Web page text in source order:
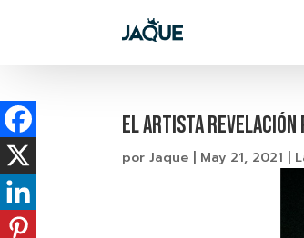
EL ARTISTA REVELACIÓN
porJaque | May 21, 2021 |